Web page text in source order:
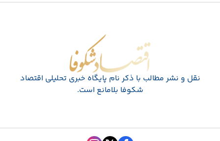
اقتصاد شکوفا
نقل و نشر مطالب با ذکر نام پايگاه خبری تحليلی اقتصاد
شکوفا بلامانع است.